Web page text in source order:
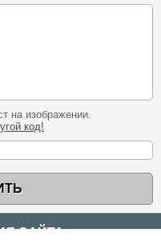
на изображении.
код!
САЙТА